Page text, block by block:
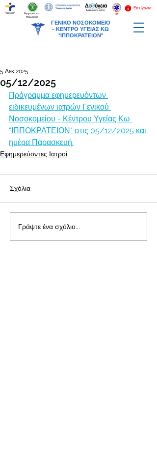
ΓΕΝΙΚΟ ΝΟΣΟΚΟΜΕΙΟ
- ΚΕΝΤΡΟ ΥΓΕΙΑΣ ΚΩ
"ΙΠΠΟΚΡΑΤΕΙΟΝ"
Επείγοντα
Εφημερεύοντα
Φαρμακεία
05/12/2025
5 Δεκ 2025
Πρόγραμμα εφημερευόντων
ειδικευμένων ιατρών Γενικού
Νοσοκομείου - Κέντρου Υγείας Κω
"ΙΠΠΟΚΡΑΤΕΙΟΝ" στις 05/12/2025 και
ημέρα Παρασκευή.
Εφημερεύοντες Ιατροί
Σχόλια
Γράψτε ένα σχόλιο...